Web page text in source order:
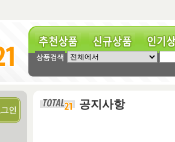
추천상품 신규상품 인기상품
공지사항